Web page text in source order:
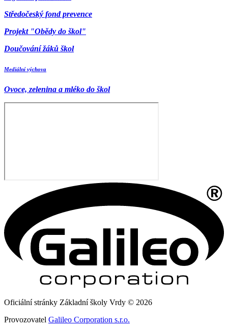
Středočeský fond prevence
Projekt "Obědy do škol"
Doučování žáků škol
Mediální výchova
Ovoce, zelenina a mléko do škol
Oficiální stránky Základní školy Vrdy © 2026
Provozovatel Galileo Corporation s.r.o.